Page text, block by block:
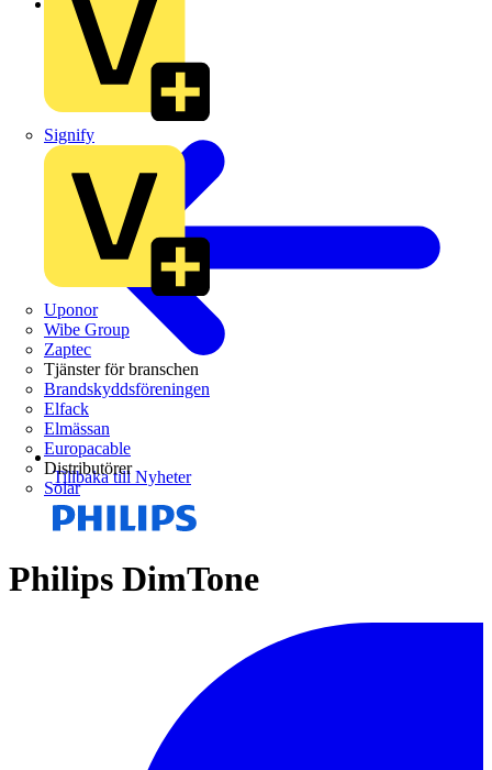
Signify
Uponor
Wibe Group
Zaptec
Tjänster för branschen
Brandskyddsföreningen
Elfack
Elmässan
Europacable
Distributörer
Solar
Tillbaka till Nyheter
Philips DimTone